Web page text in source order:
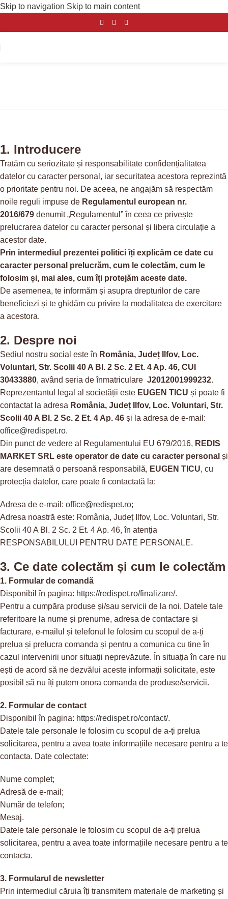
Skip to navigation Skip to main content
1. Introducere
Tratăm cu seriozitate și responsabilitate confidențialitatea
datelor cu caracter personal, iar securitatea acestora reprezintă
o prioritate pentru noi. De aceea, ne angajăm să respectăm
noile reguli impuse de Regulamentul european nr.
2016/679 denumit „Regulamentul” în ceea ce privește
prelucrarea datelor cu caracter personal și libera circulație a
acestor date.
Prin intermediul prezentei politici îți explicăm ce date cu
caracter personal prelucrăm, cum le colectăm, cum le
folosim și, mai ales, cum îți protejăm aceste date.
De asemenea, te informăm și asupra drepturilor de care
beneficiezi și te ghidăm cu privire la modalitatea de exercitare
a acestora.
2. Despre noi
Sediul nostru social este în România, Județ Ilfov, Loc.
Voluntari, Str. Scolii 40 A Bl. 2 Sc. 2 Et. 4 Ap. 46, CUI
30433880, având seria de înmatriculare J2012001999232.
Reprezentantul legal al societății este EUGEN TICU și poate fi
contactat la adresa România, Județ Ilfov, Loc. Voluntari, Str.
Scolii 40 A Bl. 2 Sc. 2 Et. 4 Ap. 46 și la adresa de e-mail:
office@redispet.ro.
Din punct de vedere al Regulamentului EU 679/2016, REDIS
MARKET SRL este operator de date cu caracter personal și
are desemnată o persoană responsabilă, EUGEN TICU, cu
protecția datelor, care poate fi contactată la:
Adresa de e-mail: office@redispet.ro;
Adresa noastră este: România, Județ Ilfov, Loc. Voluntari, Str.
Scolii 40 A Bl. 2 Sc. 2 Et. 4 Ap. 46, în atenția
RESPONSABILULUI PENTRU DATE PERSONALE.
3. Ce date colectăm și cum le colectăm
1. Formular de comandă
Disponibil în pagina: https://redispet.ro/finalizare/.
Pentru a cumpăra produse și/sau servicii de la noi. Datele tale
referitoare la nume și prenume, adresa de contactare și
facturare, e-mailul și telefonul le folosim cu scopul de a-ți
prelua și prelucra comanda și pentru a comunica cu tine în
cazul intervenirii unor situații neprevăzute. În situația în care nu
ești de acord să ne dezvălui aceste informații solicitate, este
posibil să nu îți putem onora comanda de produse/servicii.
2. Formular de contact
Disponibil în pagina: https://redispet.ro/contact/.
Datele tale personale le folosim cu scopul de a-ți prelua
solicitarea, pentru a avea toate informațiile necesare pentru a te
contacta. Date colectate:
Nume complet;
Adresă de e-mail;
Număr de telefon;
Mesaj.
Datele tale personale le folosim cu scopul de a-ți prelua
solicitarea, pentru a avea toate informațiile necesare pentru a te
contacta.
3. Formularul de newsletter
Prin intermediul căruia îți transmitem materiale de marketing și